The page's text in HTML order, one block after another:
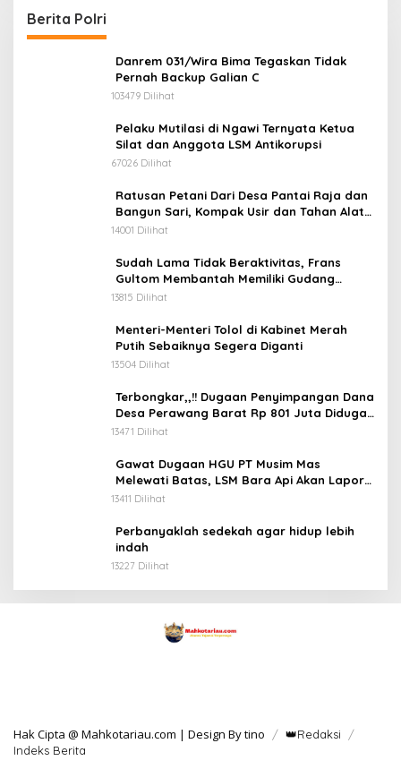
Berita Polri
Danrem 031/Wira Bima Tegaskan Tidak
Pernah Backup Galian C
103479 Dilihat
Pelaku Mutilasi di Ngawi Ternyata Ketua
Silat dan Anggota LSM Antikorupsi
67026 Dilihat
Ratusan Petani Dari Desa Pantai Raja dan
Bangun Sari, Kompak Usir dan Tahan Alat
Berat Milik Hanafi Cs.
14001 Dilihat
Sudah Lama Tidak Beraktivitas, Frans
Gultom Membantah Memiliki Gudang
Penimbunan BBM
13815 Dilihat
Menteri-Menteri Tolol di Kabinet Merah
Putih Sebaiknya Segera Diganti
13504 Dilihat
Terbongkar,,!! Dugaan Penyimpangan Dana
Desa Perawang Barat Rp 801 Juta Diduga
Tidak Jelas Penggunaannya
13471 Dilihat
Gawat Dugaan HGU PT Musim Mas
Melewati Batas, LSM Bara Api Akan Lapor
ke APH dan Satgas PKH
13411 Dilihat
Perbanyaklah sedekah agar hidup lebih
indah
13227 Dilihat
Hak Cipta @ Mahkotariau.com | Design By tino
👑Redaksi
Indeks Berita